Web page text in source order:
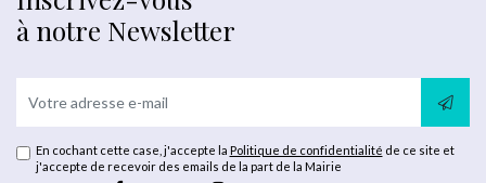
à notre Newsletter
En cochant cette case, j'accepte la Politique de confidentialité de ce site et
j'accepte de recevoir des emails de la part de la Mairie